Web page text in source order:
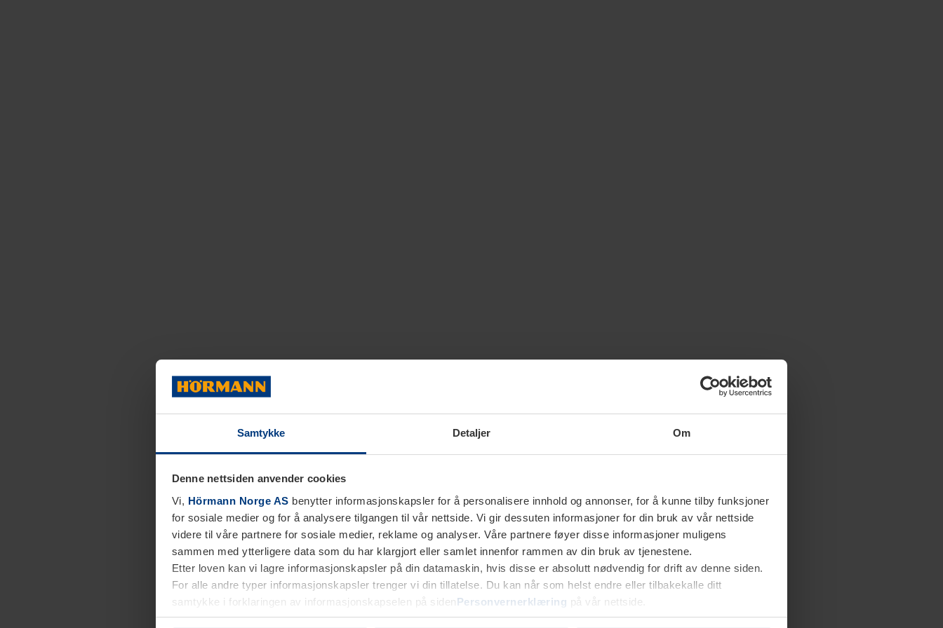
Samtykke Detaljer Om
Denne nettsiden anvender cookies
Vi, Hörmann Norge AS benytter informasjonskapsler for å personalisere innhold og annonser, for å kunne tilby funksjoner
for sosiale medier og for å analysere tilgangen til vår nettside. Vi gir dessuten informasjoner for din bruk av vår nettside
videre til våre partnere for sosiale medier, reklame og analyser. Våre partnere føyer disse informasjoner muligens
sammen med ytterligere data som du har klargjort eller samlet innenfor rammen av din bruk av tjenestene.
Etter loven kan vi lagre informasjonskapsler på din datamaskin, hvis disse er absolutt nødvendig for drift av denne siden.
For alle andre typer informasjonskapsler trenger vi din tillatelse. Du kan når som helst endre eller tilbakekalle ditt
samtykke i forklaringen av informasjonskapselen på sidenPersonvernerklæring på vår nettside.